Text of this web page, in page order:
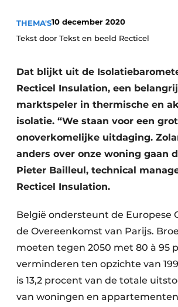
Vacatures
Aanmelden
Bedrijven
Bedrijven
Contact
Akoestiek
Brandveiligheid
BIM
Evenementen
Dak & Gevel
Houtbouw
HVAC
Keukens
Renovatie
THEMA'S10 december 2020
Tekst door Tekst en beeld Recticel
Dat blijkt uit de
Recticel Insulation, een
marktspeler in thermische en
isolatie. “We staan voor een
onoverkomelijke uitdaging.
anders over onze woning gaan
Pieter Bailleul, technical
Recticel Insulation.
België ondersteunt de Europese
de Overeenkomst van Parijs.
moeten tegen 2050 met 80 à 95
verminderen ten opzichte van
is 13,2 procent van de totale
van woningen en